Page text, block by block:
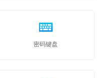
密码键盘